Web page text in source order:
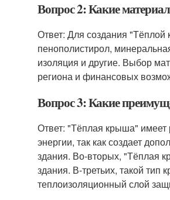
Вопрос 2: Какие
Ответ: Для создания
пенополистирол,
изоляция и другие. Выбор
региона и финансовых
Вопрос 3: Какие
Ответ: "Тёплая крыша"
энергии, так как создает
здания. Во-вторых, "Тёплая
здания. В-третьих, такой тип
теплоизоляционный слой